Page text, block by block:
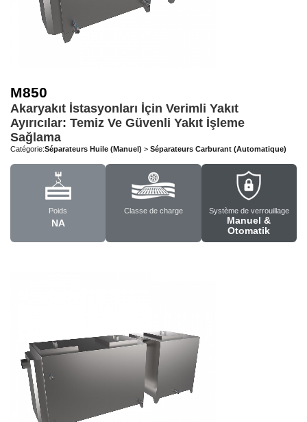
M850
Akaryakıt İstasyonları İçin Verimli Yakıt
Ayırıcılar: Temiz Ve Güvenli Yakıt İşleme
Sağlama
Catégorie:Séparateurs Huile (Manuel) > Séparateurs Carburant (Automatique)
Poids
NA
Classe de charge Système de verrouillage
Manuel &
Otomatik